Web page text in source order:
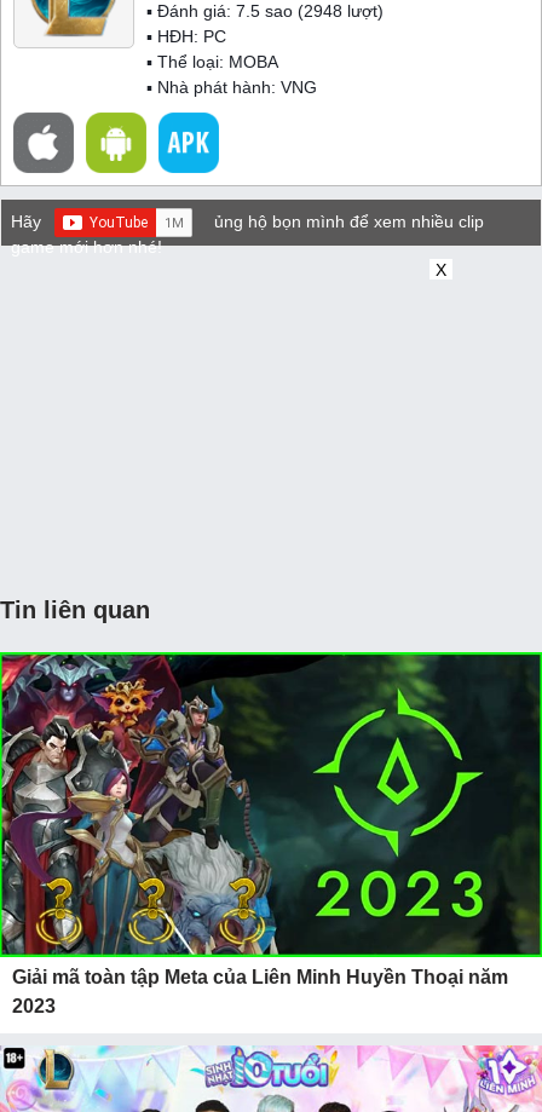
▪ Đánh giá: 7.5 sao (2948 lượt)
▪ HĐH: PC
▪ Thể loại: MOBA
▪ Nhà phát hành: VNG
Hãy
ủng hộ bọn mình để xem nhiều clip
game mới hơn nhé!
X
Tin liên quan
Giải mã toàn tập Meta của Liên Minh Huyền Thoại năm
2023